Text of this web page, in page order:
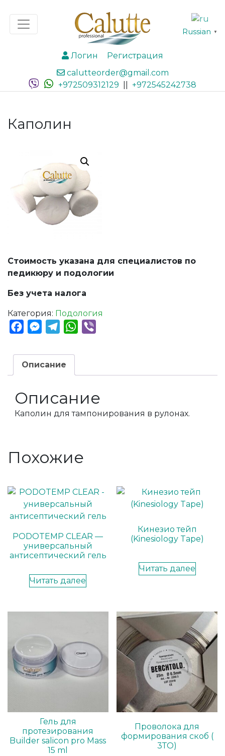
Логин
Регистрация
calutteorder@gmail.com
+972509312129
+972545242738
Russian ▼
Каполин
Стоимость указана для специалистов по
педикюру и подологии
Без учета налога
Категория: Подология
FacebookMessenger
TelegramWhatsApp
Описание
Описание
Каполин для тампонирования в рулонах.
Похожие
PODOTEMP CLEAR —
универсальный
антисептический гель
Читать далее
Кинезио тейп
(Kinesiology Tape)
Читать далее
Гель для
протезирования
Builder salicon pro Mass
15 ml
Проволока для
формирования скоб (
3ТО)